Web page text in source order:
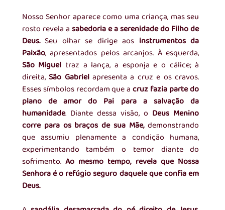
Nosso Senhor aparece como uma criança, mas seu
rosto revela a sabedoria e a serenidade do Filho de
Deus. Seu olhar se dirige aos instrumentos da
Paixão
São Miguel traz a lança, a esponja e o cálice; à
direita, São Gabriel apresenta a cruz e os cravos.
Esses símbolos recordam que a cruz fazia parte do
plano de amor do Pai para a salvação da
humanidade. Diante dessa visão, o Deus Menino
corre para os braços de sua Mãe, demonstrando
que assumiu plenamente a condição humana,
experimentando também o temor diante do
sofrimento. Ao mesmo tempo, revela que Nossa
Senhora é o refúgio seguro daquele que confia em
Deus.